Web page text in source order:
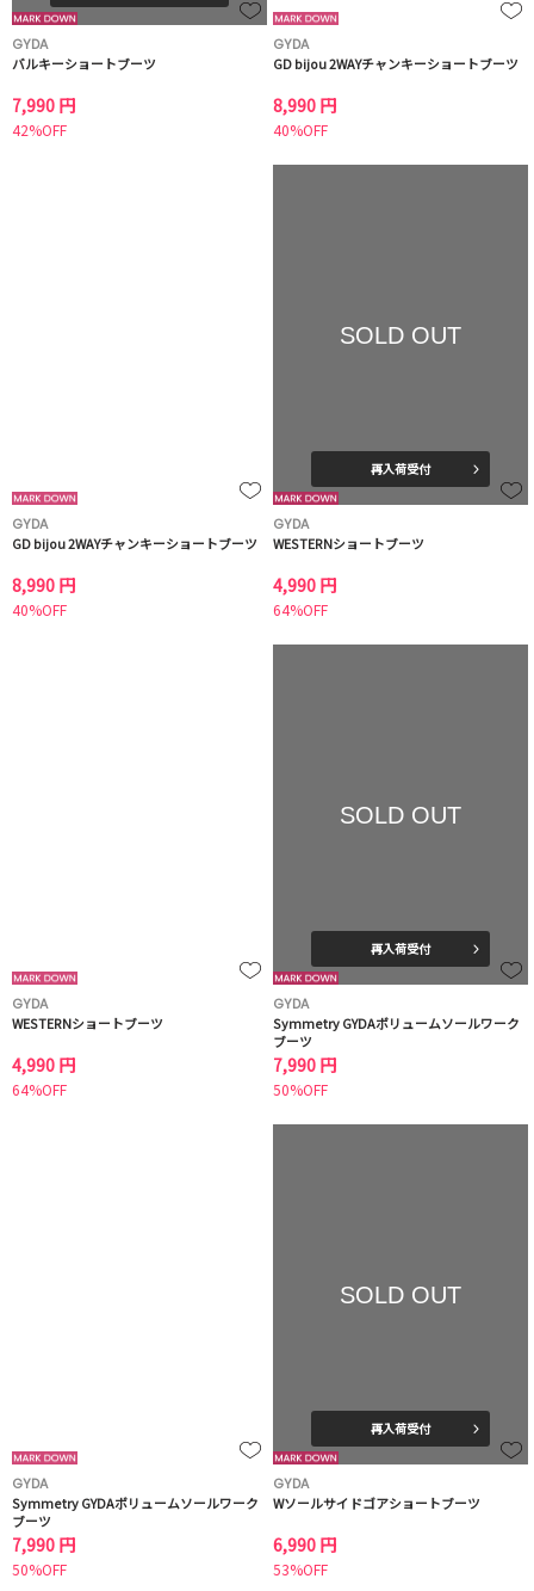
GYDA
バルキーショートブーツ
7,990 円
42%OFF
GYDA
GD bijou 2WAYチャンキーショートブーツ
8,990 円
40%OFF
GYDA
GD bijou 2WAYチャンキーショートブーツ
8,990 円
40%OFF
SOLD OUT
再入荷受付
GYDA
WESTERNショートブーツ
4,990 円
64%OFF
GYDA
WESTERNショートブーツ
4,990 円
64%OFF
SOLD OUT
再入荷受付
GYDA
Symmetry GYDAボリュームソールワーク
ブーツ
7,990 円
50%OFF
GYDA
Symmetry GYDAボリュームソールワーク
ブーツ
7,990 円
50%OFF
SOLD OUT
再入荷受付
GYDA
Wソールサイドゴアショートブーツ
6,990 円
53%OFF